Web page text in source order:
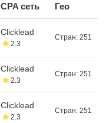
CPA сеть Гео
Clicklead
2.3
Стран: 251
Clicklead
2.3
Стран: 251
Clicklead
2.3
Стран: 251